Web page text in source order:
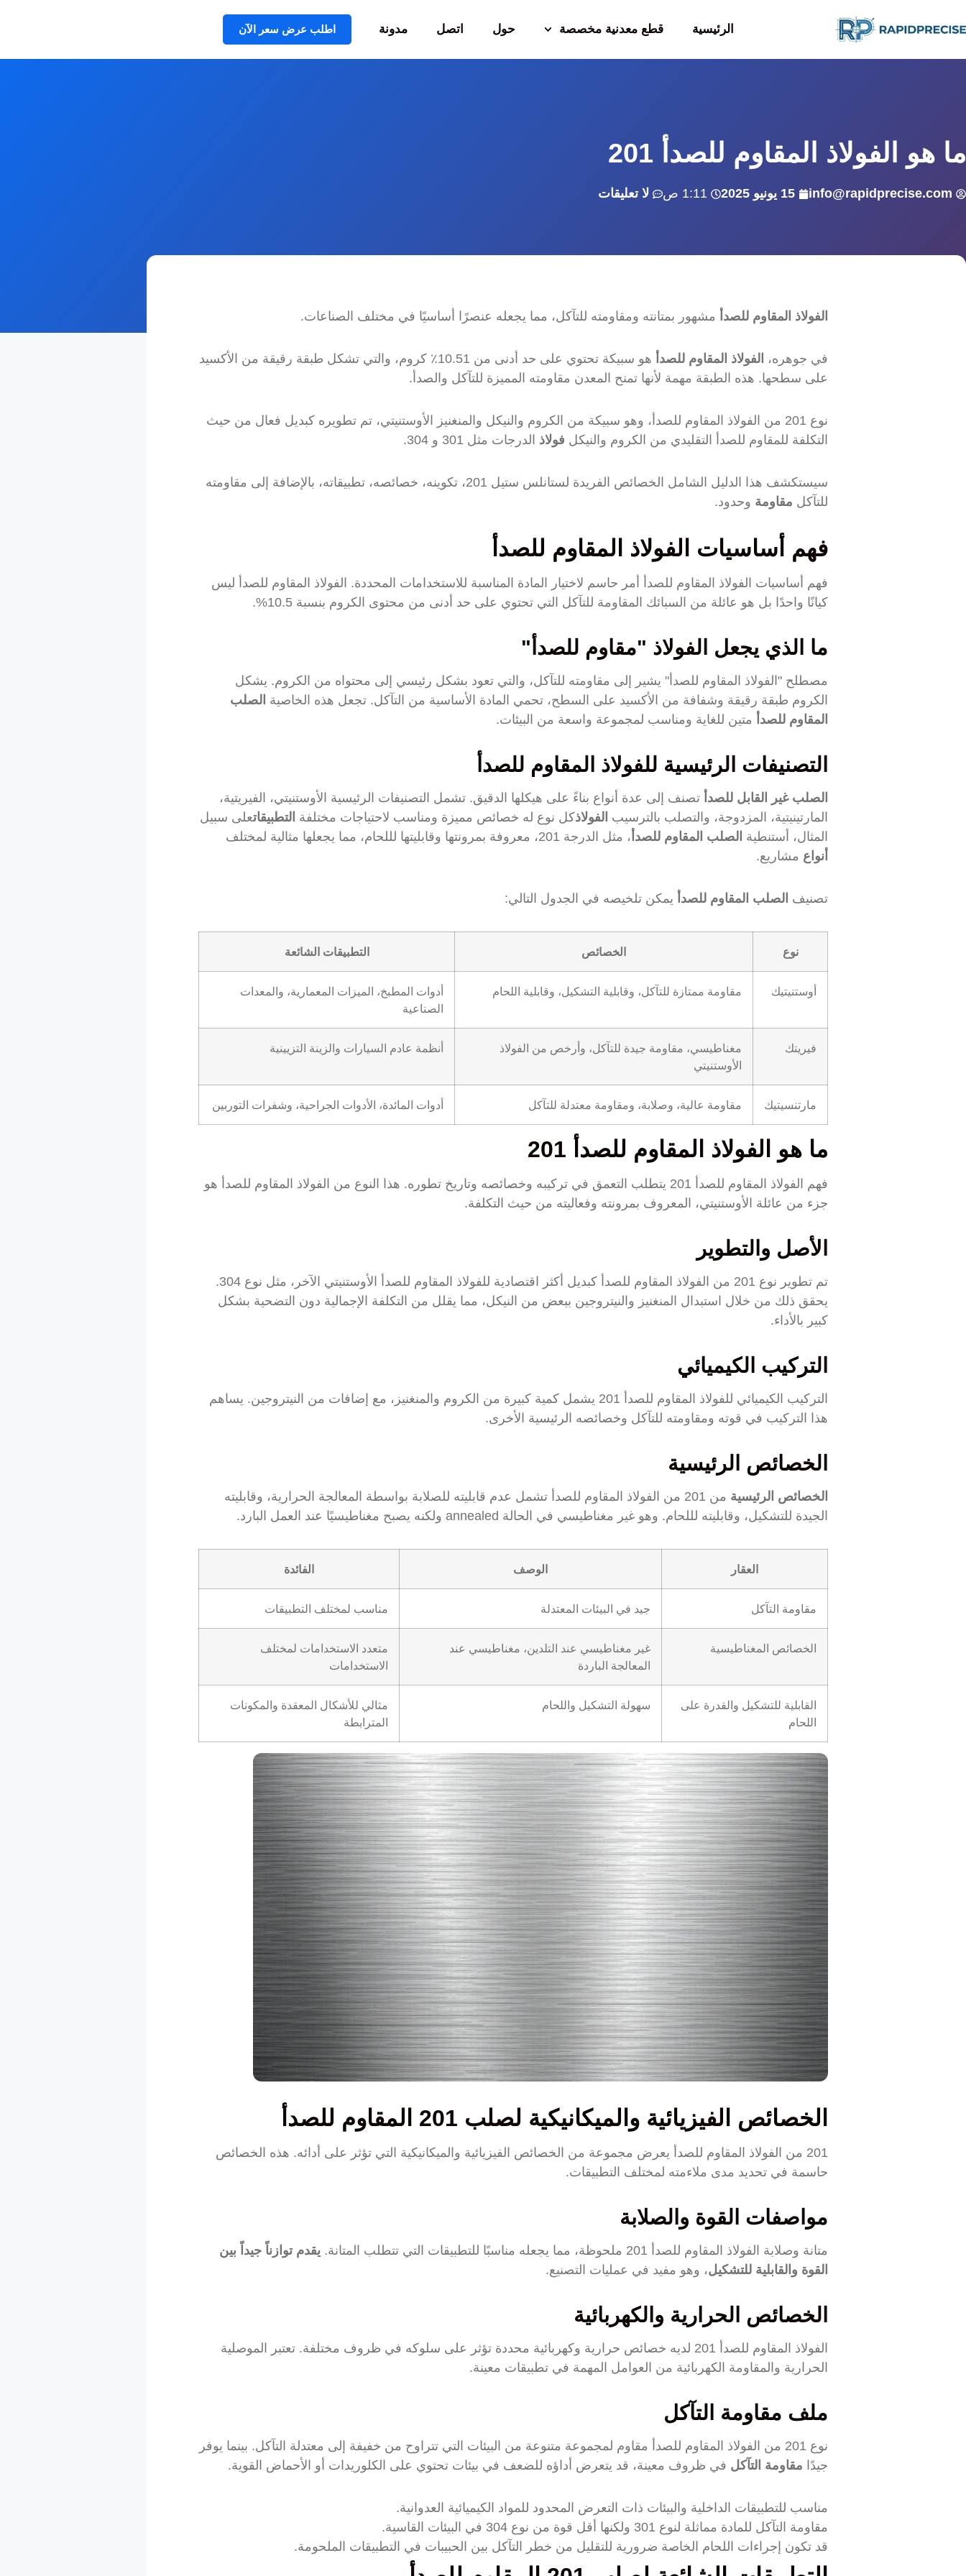
الرئيسية قطع معدنية مخصصة حول اتصل مدونة اطلب عرض سعر الآن
ما هو الفولاذ المقاوم للصدأ 201
info@rapidprecise.com 15 يونيو 2025 1:11 ص لا تعليقات
الفولاذ المقاوم للصدأ مشهور بمتانته ومقاومته للتآكل، مما يجعله عنصرًا أساسيًا في مختلف الصناعات.
في جوهره، الفولاذ المقاوم للصدأ
هو سبيكة تحتوي على حد أدنى من 10.51٪ كروم، والتي تشكل طبقة رقيقة من الأكسيد
على سطحها. هذه الطبقة مهمة لأنها تمنح المعدن مقاومته المميزة للتآكل والصدأ.
نوع 201 من الفولاذ المقاوم للصدأ، وهو سبيكة من الكروم والنيكل والمنغنيز الأوستنيتي، تم تطويره كبديل فعال من حيث
التكلفة للمقاوم للصدأ التقليدي من الكروم والنيكل فولاذ الدرجات مثل 301 و 304.
سيستكشف هذا الدليل الشامل الخصائص الفريدة لستانلس ستيل 201، تكوينه، خصائصه، تطبيقاته، بالإضافة إلى مقاومته
للتآكل مقاومة وحدود.
فهم أساسيات الفولاذ المقاوم للصدأ
فهم أساسيات الفولاذ المقاوم للصدأ أمر حاسم لاختيار المادة المناسبة للاستخدامات المحددة. الفولاذ المقاوم للصدأ ليس
كيانًا واحدًا بل هو عائلة من السبائك المقاومة للتآكل التي تحتوي على حد أدنى من محتوى الكروم بنسبة 10.5%.
ما الذي يجعل الفولاذ "مقاوم للصدأ"
مصطلح "الفولاذ المقاوم للصدأ" يشير إلى مقاومته للتآكل، والتي تعود بشكل رئيسي إلى محتواه من الكروم. يشكل
الكروم طبقة رقيقة وشفافة من الأكسيد على السطح، تحمي المادة الأساسية من التآكل. تجعل هذه الخاصية الصلب
المقاوم للصدأ
متين للغاية ومناسب لمجموعة واسعة من البيئات.
التصنيفات الرئيسية للفولاذ المقاوم للصدأ
الصلب غير القابل للصدأ تصنف إلى عدة أنواع بناءً على هيكلها الدقيق. تشمل التصنيفات الرئيسية الأوستنيتي، الفيريتية،
المارتينيتية، المزدوجة، والتصلب بالترسيب الفولاذكل نوع له خصائص مميزة ومناسب لاحتياجات مختلفة التطبيقاتعلى سبيل
المثال، أستنطية الصلب المقاوم للصدأ ، مثل الدرجة 201، معروفة بمرونتها وقابليتها لللحام، مما يجعلها مثالية لمختلف
أنواع مشاريع.
تصنيف الصلب المقاوم للصدأ يمكن تلخيصه في الجدول التالي:
نوع الخصائص التطبيقات الشائعة
أوستنيتيك مقاومة ممتازة للتآكل، وقابلية التشكيل، وقابلية اللحام
أدوات المطبخ، الميزات المعمارية، والمعدات
الصناعية
فيريتك
مغناطيسي، مقاومة جيدة للتآكل، وأرخص من الفولاذ
الأوستنيتي
أنظمة عادم السيارات والزينة التزيينية
مارتنسيتيك مقاومة عالية، وصلابة، ومقاومة معتدلة للتآكل أدوات المائدة، الأدوات الجراحية، وشفرات التوربين
ما هو الفولاذ المقاوم للصدأ 201
فهم الفولاذ المقاوم للصدأ 201 يتطلب التعمق في تركيبه وخصائصه وتاريخ تطوره. هذا النوع من الفولاذ المقاوم للصدأ هو
جزء من عائلة الأوستنيتي، المعروف بمرونته وفعاليته من حيث التكلفة.
الأصل والتطوير
تم تطوير نوع 201 من الفولاذ المقاوم للصدأ كبديل أكثر اقتصادية للفولاذ المقاوم للصدأ الأوستنيتي الآخر، مثل نوع 304.
يحقق ذلك من خلال استبدال المنغنيز والنيتروجين ببعض من النيكل، مما يقلل من التكلفة الإجمالية دون التضحية بشكل
كبير بالأداء.
التركيب الكيميائي
التركيب الكيميائي للفولاذ المقاوم للصدأ 201 يشمل كمية كبيرة من الكروم والمنغنيز، مع إضافات من النيتروجين. يساهم
هذا التركيب في قوته ومقاومته للتآكل وخصائصه الرئيسية الأخرى.
الخصائص الرئيسية
الخصائص الرئيسية
من 201 من الفولاذ المقاوم للصدأ تشمل عدم قابليته للصلابة بواسطة المعالجة الحرارية، وقابليته
الجيدة للتشكيل، وقابليته لللحام. وهو غير مغناطيسي في الحالة annealed ولكنه يصبح مغناطيسيًا عند العمل البارد.
العقار الوصف الفائدة
مقاومة التآكل جيد في البيئات المعتدلة مناسب لمختلف التطبيقات
الخصائص المغناطيسية
غير مغناطيسي عند التلدين، مغناطيسي عند
المعالجة الباردة
متعدد الاستخدامات لمختلف
الاستخدامات
القابلية للتشكيل والقدرة على
اللحام
سهولة التشكيل واللحام
مثالي للأشكال المعقدة والمكونات
المترابطة
الخصائص الفيزيائية والميكانيكية لصلب 201 المقاوم للصدأ
201 من الفولاذ المقاوم للصدأ يعرض مجموعة من الخصائص الفيزيائية والميكانيكية التي تؤثر على أدائه. هذه الخصائص
حاسمة في تحديد مدى ملاءمته لمختلف التطبيقات.
مواصفات القوة والصلابة
متانة وصلابة الفولاذ المقاوم للصدأ 201 ملحوظة، مما يجعله مناسبًا للتطبيقات التي تتطلب المتانة.
يقدم توازناً جيداً بين
القوة والقابلية للتشكيل، وهو مفيد في عمليات التصنيع.
الخصائص الحرارية والكهربائية
الفولاذ المقاوم للصدأ 201 لديه خصائص حرارية وكهربائية محددة تؤثر على سلوكه في ظروف مختلفة. تعتبر الموصلية
الحرارية والمقاومة الكهربائية من العوامل المهمة في تطبيقات معينة.
ملف مقاومة التآكل
نوع 201 من الفولاذ المقاوم للصدأ مقاوم لمجموعة متنوعة من البيئات التي تتراوح من خفيفة إلى معتدلة التآكل. بينما يوفر
جيدًا مقاومة التآكل في ظروف معينة، قد يتعرض أداؤه للضعف في بيئات تحتوي على الكلوريدات أو الأحماض القوية.
مناسب للتطبيقات الداخلية والبيئات ذات التعرض المحدود للمواد الكيميائية العدوانية.
مقاومة التآكل للمادة مماثلة لنوع 301 ولكنها أقل قوة من نوع 304 في البيئات القاسية.
قد تكون إجراءات اللحام الخاصة ضرورية للتقليل من خطر التآكل بين الحبيبات في التطبيقات الملحومة.